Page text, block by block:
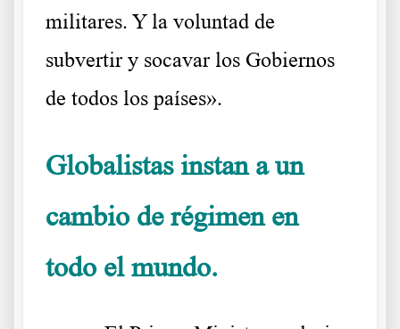
militares. Y la voluntad de
subvertir y socavar los Gobiernos
de todos los países».
Globalistas instan a un
cambio de régimen en
todo el mundo.